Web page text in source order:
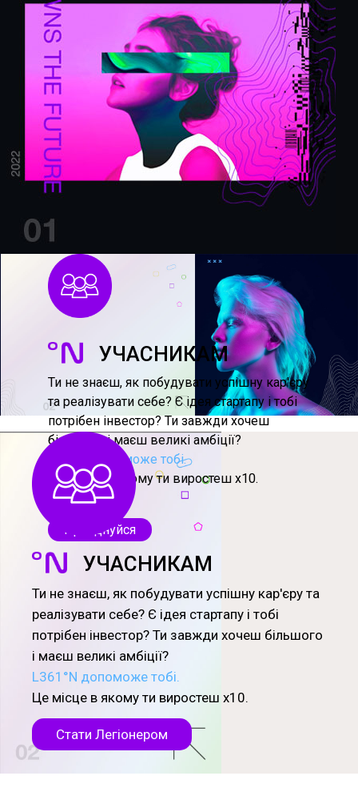
УЧАСНИКАМ
Ти не знаєш, як побудувати успішну кар'єру
та реалізувати себе? Є ідея стартапу і тобі
потрібен інвестор? Ти завжди хочеш
більшого і маєш великі амбіції?
L361°N допоможе тобі.
Це місце в якому ти виростеш х10.
Приєднуйся
УЧАСНИКАМ
Ти не знаєш, як побудувати успішну кар'єру та
реалізувати себе? Є ідея стартапу і тобі
потрібен інвестор? Ти завжди хочеш більшого
і маєш великі амбіції?
L361°N допоможе тобі.
Це місце в якому ти виростеш х10.
Стати Легіонером